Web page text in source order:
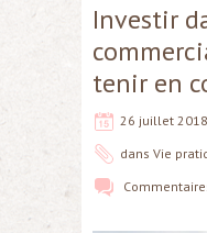
Investir
tenir en
26 juillet 2018
dans Vie